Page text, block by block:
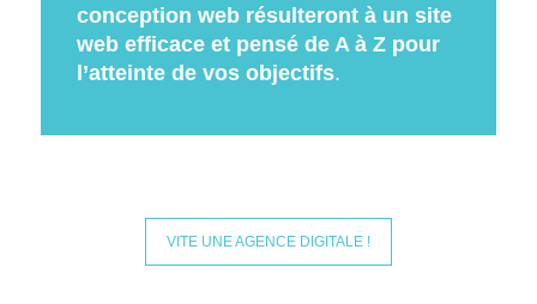
conception web résulteront à un site
web efficace et pensé de A à Z pour
l’atteinte de vos objectifs.
VITE UNE AGENCE DIGITALE !